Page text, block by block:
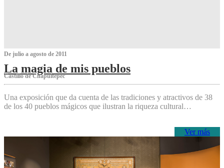
De julio a agosto de 2011
La magia de mis pueblos
Castillo de Chapultepec
Una exposición que da cuenta de las tradiciones y atractivos de 38
de los 40 pueblos mágicos que ilustran la riqueza cultural…
Ver más